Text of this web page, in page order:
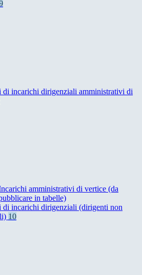
di incarichi dirigenziali amministrativi di
amministrativi di vertice (da
in tabelle)
di incarichi dirigenziali (dirigenti non
10